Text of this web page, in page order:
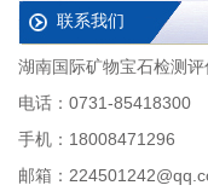
联系我们
湖南国际矿物宝石检测评
电话：0731-85418300
手机：18008471296
邮箱：